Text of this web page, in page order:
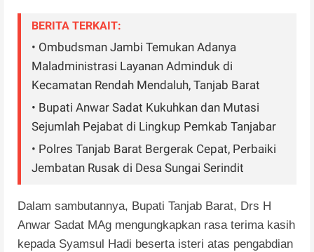
BERITA TERKAIT:
• Ombudsman Jambi Temukan Adanya
Maladministrasi Layanan Adminduk di
Kecamatan Rendah Mendaluh, Tanjab Barat
• Bupati Anwar Sadat Kukuhkan dan Mutasi
Sejumlah Pejabat di Lingkup Pemkab Tanjabar
• Polres Tanjab Barat Bergerak Cepat, Perbaiki
Jembatan Rusak di ​Desa Sungai Serindit
Dalam sambutannya, Bupati Tanjab Barat, Drs H
Anwar Sadat MAg mengungkapkan rasa terima kasih
kepada Syamsul Hadi beserta isteri atas pengabdian